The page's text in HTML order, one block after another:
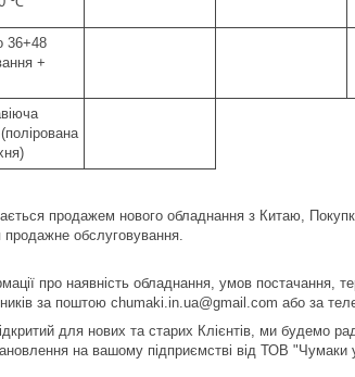
36+48
+
продажем нового обладнання з Китаю,
обслуговування.
про наявність обладнання, умов постачання,
за поштою chumaki.in.ua@gmail.com або за
для нових та старих Клієнтів, ми будемо
на вашому підприємстві від ТОВ "Чумаки